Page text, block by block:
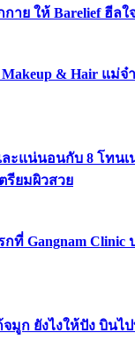
กาย ให้ Barelief ฮีล
Makeup & Hair แม่
ละแน่นอนกับ 8 โทน
รียมผิวสวย
กที่ Gangnam
มูก ยังไงให้ปัง บินไ